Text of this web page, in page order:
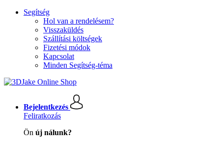
Segítség
Hol van a rendelésem?
Visszaküldés
Szállítási költségek
Fizetési módok
Kapcsolat
Minden Segítség-téma
Bejelentkezés
Feliratkozás
Ön új nálunk?